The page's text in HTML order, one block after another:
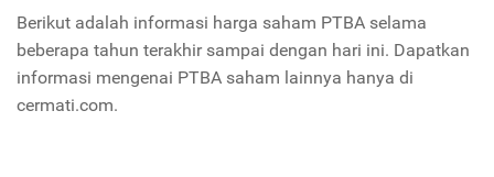
Berikut adalah informasi harga saham PTBA selama
beberapa tahun terakhir sampai dengan hari ini. Dapatkan
informasi mengenai PTBA saham lainnya hanya di
cermati.com.